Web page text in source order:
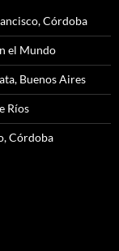
Córdoba
el Mundo
Buenos Aires
Ríos
Córdoba